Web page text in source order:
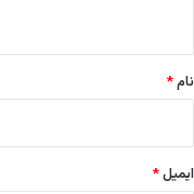
م
و
نام*
ایمیل*